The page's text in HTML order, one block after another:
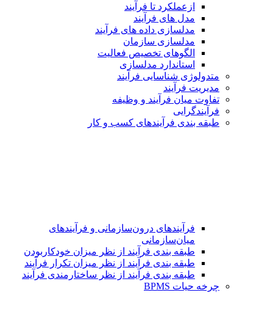
ازعملکرد تا فرآیند
مدل های فرآیند
مدلسازی داده های فرآیند
مدلسازی سازمان
الگوهای تخصیص فعالیت
استاندارد مدلسازی
متدولوژی شناسایی فرآیند
مدیریت فرآیند
تفاوت میان فرآیند و وظیفه
فرآیندگرایی
طبقه بندی فرآیندهای كسب و كار
فرآیندهای درون‌سازمانی و فرآیندهای
میان‌سازمانی
طبقه بندی فرآیند از نظر میزان خودکاربودن
طبقه بندی فرآیند از نظر میزان تکرار فرآیند
طبقه بندی فرآیند از نظر ساختارمندی فرآیند
چرخه حیات BPMS